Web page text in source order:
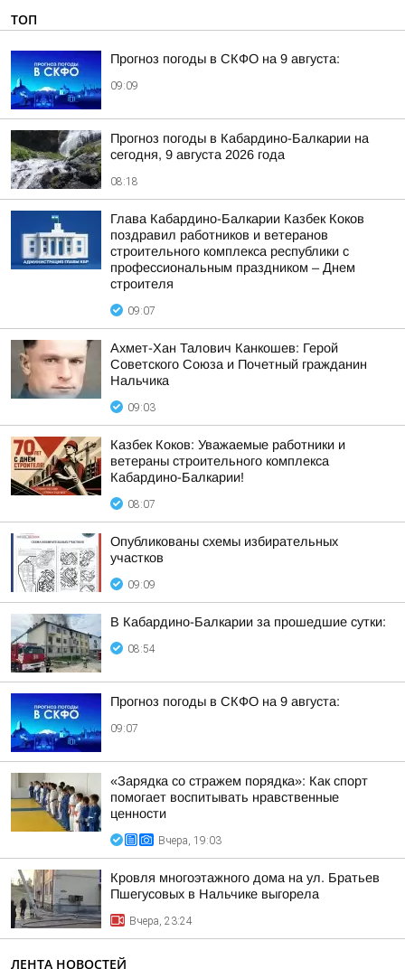
ТОП
Прогноз погоды в СКФО на 9 августа:
09:09
Прогноз погоды в Кабардино-Балкарии на
сегодня, 9 августа 2026 года
08:18
Глава Кабардино-Балкарии Казбек Коков
поздравил работников и ветеранов
строительного комплекса республики с
профессиональным праздником – Днем
строителя
09:07
Ахмет-Хан Талович Канкошев: Герой
Советского Союза и Почетный гражданин
Нальчика
09:03
Казбек Коков: Уважаемые работники и
ветераны строительного комплекса
Кабардино-Балкарии!
08:07
Опубликованы схемы избирательных
участков
09:09
В Кабардино-Балкарии за прошедшие сутки:
08:54
Прогноз погоды в СКФО на 9 августа:
09:07
«Зарядка со стражем порядка»: Как спорт
помогает воспитывать нравственные
ценности
Вчера, 19:03
Кровля многоэтажного дома на ул. Братьев
Пшегусовых в Нальчике выгорела
Вчера, 23:24
ЛЕНТА НОВОСТЕЙ